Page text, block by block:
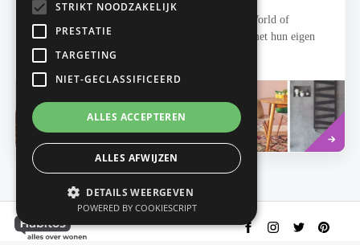
Ontdek de gloednieuwe Zehnder kleurenkaart ‘World of
Colours’. Vijf verschillende kleurwerelden, elk met hun eigen
karakter en bijpassende kleuren...
Read
more
STRIKT NOODZAKELIJK
PRESTATIE
TARGETING
NIET-GECLASSIFICEERD
ALLES ACCEPTEREN
ALLES AFWIJZEN
DETAILS WEERGEVEN
POWERED BY COOKIESCRIPT